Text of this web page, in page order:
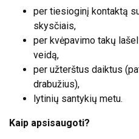
per tiesioginį kontaktą
skysčiais,
per kvėpavimo takų
veidą,
per užterštus daiktus
drabužius),
lytinių santykių metu.
Kaip apsisaugoti?